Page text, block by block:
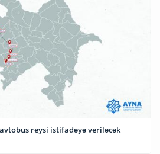
reysi istifadəyə veriləcək